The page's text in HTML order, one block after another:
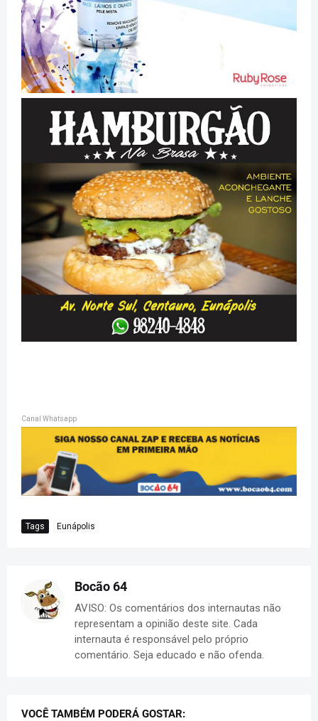
Canal Whatsapp
Tags Eunápolis
Bocão 64
AVISO: Os comentários dos internautas não
representam a opinião deste site. Cada
internauta é responsável pelo próprio
comentário. Seja educado e não ofenda.
VOCÊ TAMBÉM PODERÁ GOSTAR: